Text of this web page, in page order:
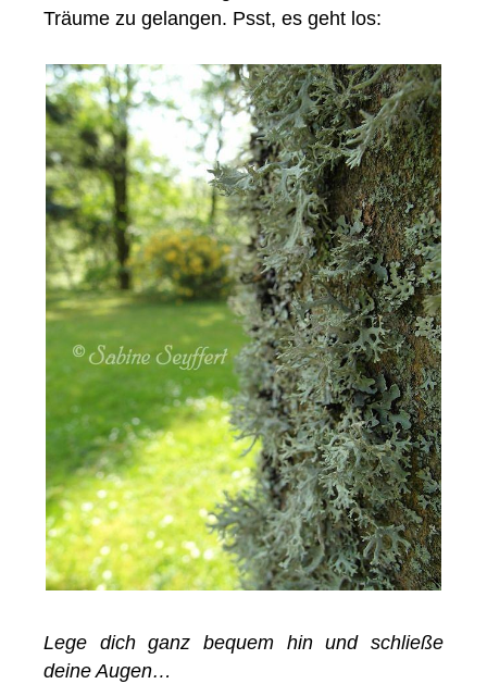
Träume zu gelangen. Psst, es geht los:
Lege dich ganz bequem hin und schließe
deine Augen…